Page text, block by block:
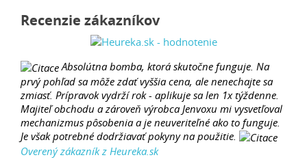
Recenzie zákazníkov
Absolútna bomba, ktorá skutočne funguje. Na
prvý pohľad sa môže zdať vyššia cena, ale nenechajte sa
zmiasť. Prípravok vydrží rok - aplikuje sa len 1x týždenne.
Majiteľ obchodu a zároveň výrobca Jenvoxu mi vysvetľoval
mechanizmus pôsobenia a je neuveriteľné ako to funguje.
Je však potrebné dodržiavať pokyny na použitie.
Overený zákazník z Heureka.sk